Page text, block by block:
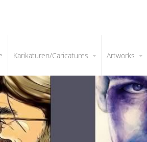
Karikaturen/Caricatures Artworks